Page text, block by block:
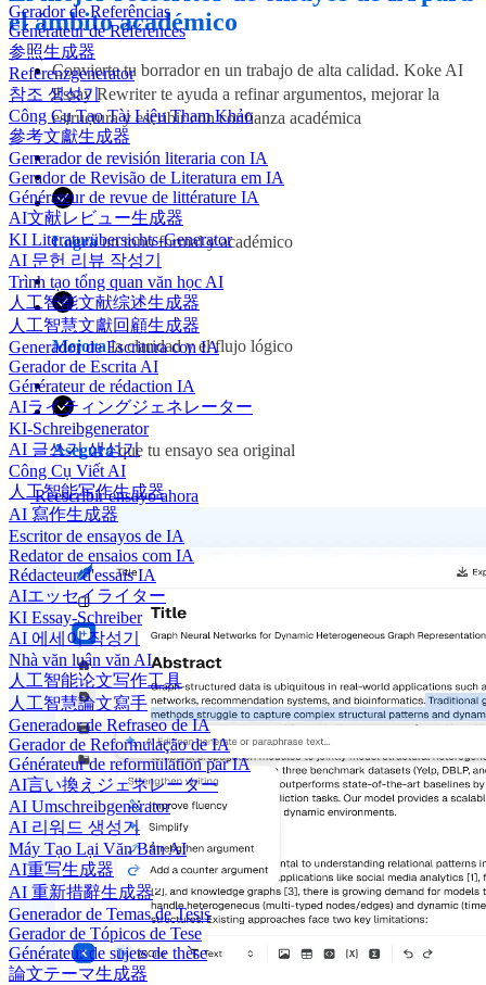
Gerador de Referências
Générateur de Références
参照生成器
Referenzgenerator
참조 생성기
Công Cụ Tạo Tài Liệu Tham Khảo
參考文獻生成器
Generador de revisión literaria con IA
Gerador de Revisão de Literatura em IA
Générateur de revue de littérature IA
AI文献レビュー生成器
KI Literaturübersichts-Generator
AI 문헌 리뷰 작성기
Trình tạo tổng quan văn học AI
人工智能文献综述生成器
人工智慧文獻回顧生成器
Generador de Escritura con IA
Gerador de Escrita AI
Générateur de rédaction IA
AIライティングジェネレーター
KI-Schreibgenerator
AI 글쓰기 생성기
Công Cụ Viết AI
人工智能写作生成器
AI 寫作生成器
Escritor de ensayos de IA
Redator de ensaios com IA
Rédacteur d'essais IA
AIエッセイライター
KI Essay-Schreiber
AI 에세이 작성기
Nhà văn luận văn AI
人工智能论文写作工具
人工智慧論文寫手
Generador de Refraseo de IA
Gerador de Reformulação de IA
Générateur de reformulation par IA
AI言い換えジェネレーター
AI Umschreibgenerator
AI 리워드 생성기
Máy Tạo Lại Văn Bản AI
AI重写生成器
AI 重新措辭生成器
Generador de Temas de Tesis
Gerador de Tópicos de Tese
Générateur de sujets de thèse
論文テーマ生成器
el ámbito académico
Convierte tu borrador en un trabajo de alta calidad. Koke AI
Essay Rewriter te ayuda a refinar argumentos, mejorar la
estructura y escribir con confianza académica
Lograun tono formal y académico
Mejorala claridad y el flujo lógico
Aseguraque tu ensayo sea original
Reescribir ensayo ahora